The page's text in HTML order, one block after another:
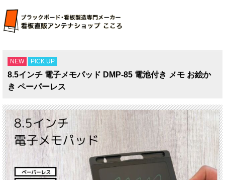
NEW PICK UP
8.5インチ 電子メモパッド DMP-85 電池付き メモ お絵か
き ペーパーレス